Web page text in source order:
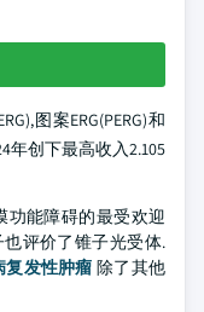
图案ERG(PERG)和
年创下最高收入2.105
功能障碍的最受欢迎
评价了锥子光受体.
复发性肿瘤 除了其他